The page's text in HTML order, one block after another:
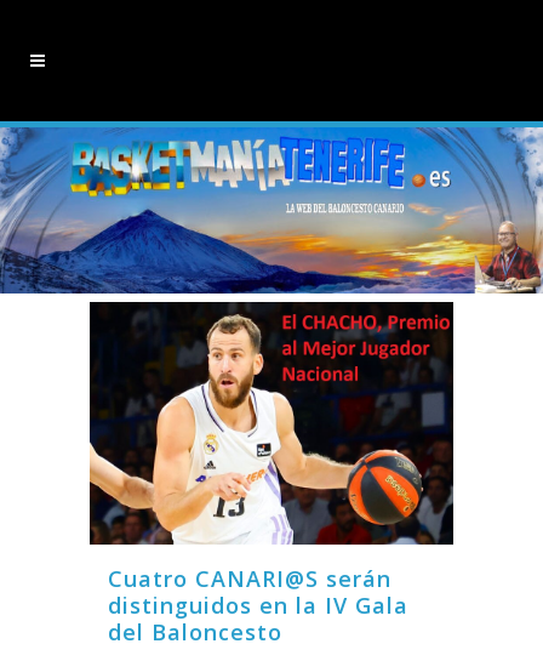
Cuatro CANARI@S serán
distinguidos en la IV Gala
del Baloncesto